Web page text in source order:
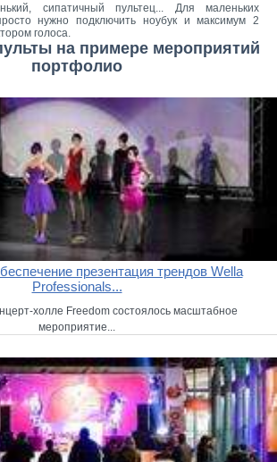
сипатичный пультец... Для маленьких
нужно подключить ноубук и максимум 2
голоса.
на примере мероприятий
портфолио
презентация трендов Wella
Professionals...
холле Freedom состоялось масштабное
мероприятие...